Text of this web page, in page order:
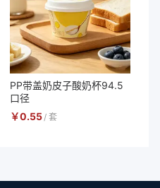
PP带盖奶皮子酸奶杯94.5
口径
￥0.55 / 套